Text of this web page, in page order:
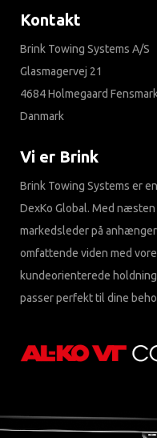
Kontakt
Brink Towing Systems A/S
Glasmagervej 21
4684 Holmegaard Fensmark
Danmark
Vi er Brink
Brink Towing Systems er
DexKo Global. Med
markedsleder på
omfattende viden med
kundeorienterede
passer perfekt til dine